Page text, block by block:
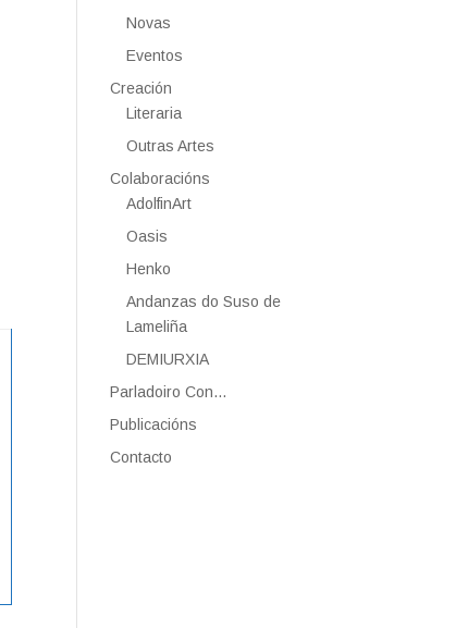
Novas
Eventos
Creación
Literaria
Outras Artes
Colaboracións
AdolfinArt
Oasis
Henko
Andanzas do Suso de
Lameliña
DEMIURXIA
Parladoiro Con…
Publicacións
Contacto